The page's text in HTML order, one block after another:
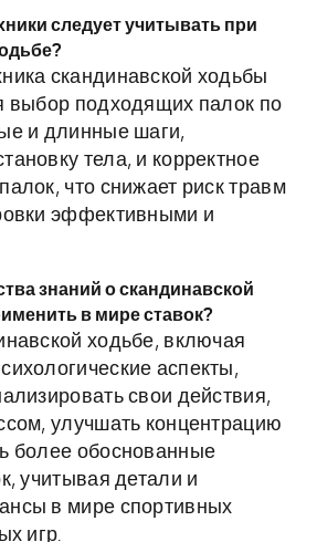
следует учитывать при
скандинавской ходьбы
выбор подходящих палок по
и длинные шаги,
тела, и корректное
что снижает риск травм
эффективными и
знаний о скандинавской
в мире ставок?
ходьбе, включая
аспекты,
свои действия,
улучшать концентрацию
более обоснованные
учитывая детали и
в мире спортивных
игр.